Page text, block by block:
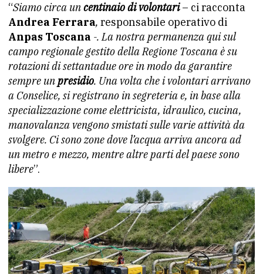
“Siamo circa uncentinaio di volontari– ci racconta
Andrea Ferrara, responsabile operativo di
Anpas Toscana -. La nostra permanenza qui sul
campo regionale gestito della Regione Toscana è su
rotazioni di settantadue ore in modo da garantire
sempre unpresidio. Una volta che i volontari arrivano
a Conselice, si registrano in segreteria e, in base alla
specializzazione come elettricista, idraulico, cucina,
manovalanza vengono smistati sulle varie attività da
svolgere. Ci sono zone dove l’acqua arriva ancora ad
un metro e mezzo, mentre altre parti del paese sono
libere”.